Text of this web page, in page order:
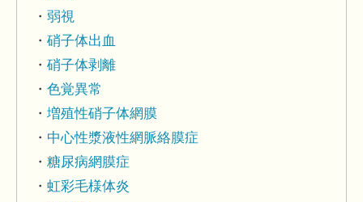
弱視
硝子体出血
硝子体剥離
色覚異常
増殖性硝子体網膜
中心性漿液性網脈絡膜症
糖尿病網膜症
虹彩毛様体炎